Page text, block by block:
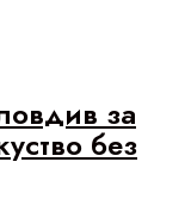
за
без